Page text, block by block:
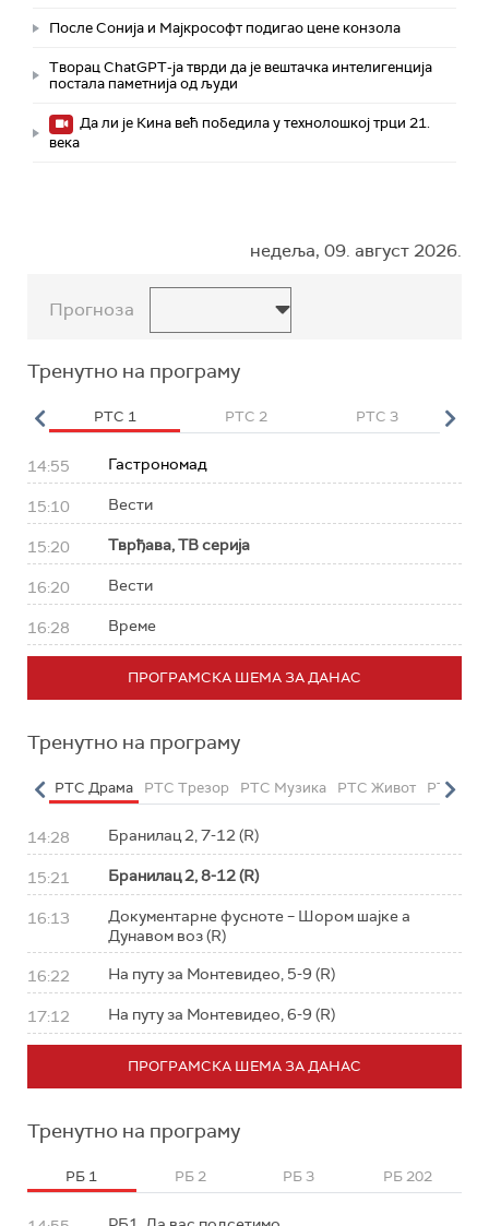
После Сонија и Мајкрософт подигао цене конзола
Творац ChatGPT-ја тврди да је вештачка интелигенција
постала паметнија од људи
Да ли је Кина већ победила у технолошкој трци 21.
века
недеља, 09. август 2026.
Прогноза
Тренутно на програму
РТС 1 РТС 2 РТС 3
14:55 Гастрономад
15:10 Вести
15:20 Тврђава, ТВ серија
16:20 Вести
16:28 Време
ПРОГРАМСКА ШЕМА ЗА ДАНАС
Тренутно на програму
РТС Драма РТС Трезор РТС Музика РТС Живот РТС
14:28 Бранилац 2, 7-12 (R)
15:21 Бранилац 2, 8-12 (R)
16:13
Документарне фусноте – Шором шајке а
Дунавом воз (R)
16:22 На путу за Монтевидео, 5-9 (R)
17:12 На путу за Монтевидео, 6-9 (R)
ПРОГРАМСКА ШЕМА ЗА ДАНАС
Тренутно на програму
РБ 1 РБ 2 РБ 3 РБ 202